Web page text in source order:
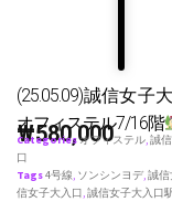
(25.05.09)誠信女子
オフィステル7/16階
₩580,000
Categoriesオフィステル,誠
口
Tags4号線, ソンシンヨデ,誠
信女子大入口,誠信女子大入口